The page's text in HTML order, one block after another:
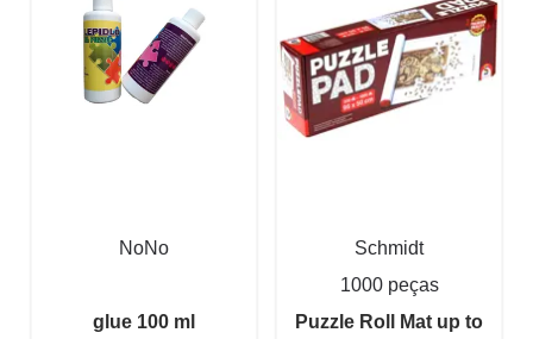
NoNo
glue 100 ml
Schmidt
1000 peças
Puzzle Roll Mat up to